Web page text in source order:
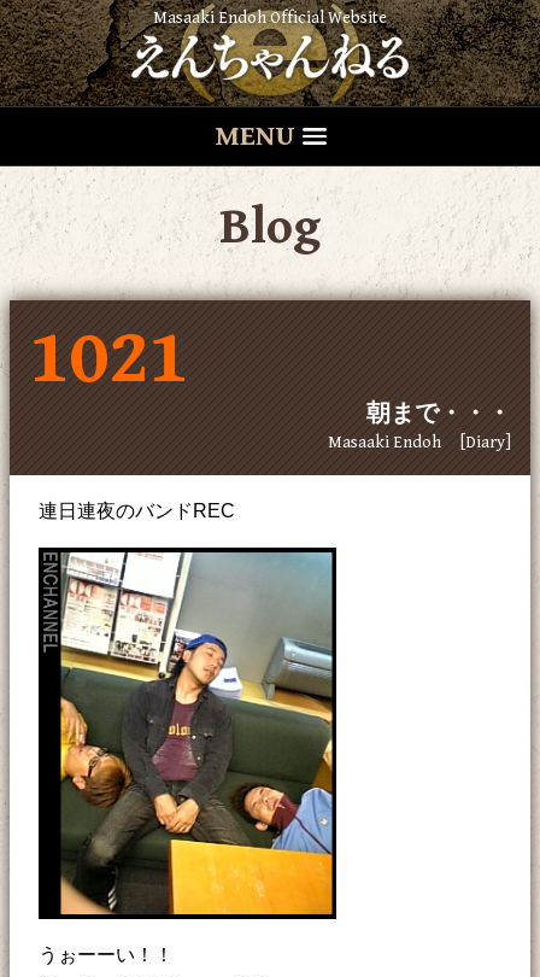
Masaaki Endoh Official Website
MENU
Blog
1021
朝まで・・・
Masaaki Endoh [Diary]
連日連夜のバンドREC
うぉーーい！！